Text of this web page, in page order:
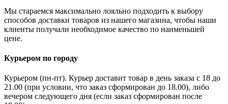
Мы стараемся максимально лояльно подходить к выбору
способов доставки товаров из нашего магазина, чтобы наши
клиенты получали необходимое качество по наименьшей
цене.
Курьером по городу
Курьером (пн-пт). Курьер доставит товар в день заказа с 18 до
21.00 (при условии, что заказ сформирован до 18.00), либо
вечером следующего дня (если заказ сформирован после